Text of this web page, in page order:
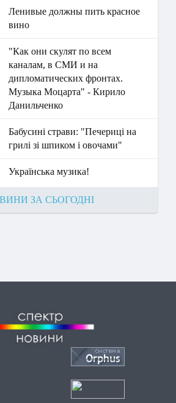
Ленивые должны пить красное
вино
"Как они скулят по всем
каналам, в СМИ и на
дипломатических фронтах.
Музыка Моцарта" - Кирило
Данильченко
Бабусині страви: "Печериці на
грилі зі шпиком і овочами"
Українська музика!
ЗА СЬОГОДНІ